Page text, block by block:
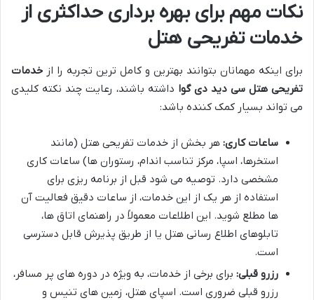
نکات مهم برای بهره برداری حداکثری از
خدمات تفریحی هتل
برای اینکه مهمانان بتوانند بهترین و کامل ترین تجربه را از خدمات
تفریحی هتل سی دید دی گوا داشته باشند، رعایت چند نکته کلیدی
می تواند بسیار کمک کننده باشد:
ساعات کاری: هر بخش از خدمات تفریحی هتل (مانند
استخرها، اسپا، مرکز تناسب اندام، رستوران ها) ساعات کاری
مشخصی دارد. توصیه می شود قبل از برنامه ریزی برای
استفاده از هر یک از این خدمات، از ساعات دقیق فعالیت آن
ها مطلع شوید. این اطلاعات معمولاً در راهنمای اتاق ها،
تابلوهای اطلاع رسانی هتل یا از طریق پذیرش قابل دسترسی
است.
رزرو قبلی: برای برخی از خدمات، به ویژه در دوره های پر مسافر،
رزرو قبلی ضروری است. اسپای هتل، زمین های تنیس و